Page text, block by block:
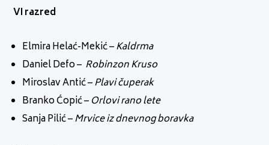
VI razred
Elmira Helać-Mekić –Kaldrma
Daniel Defo – Robinzon Kruso
Miroslav Antić –Plavi čuperak
Branko Ćopić –Orlovi rano lete
Sanja Pilić –Mrvice iz dnevnog boravka